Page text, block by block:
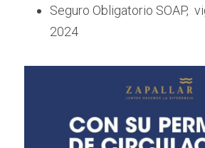
Seguro Obligatorio SOAP,
2024